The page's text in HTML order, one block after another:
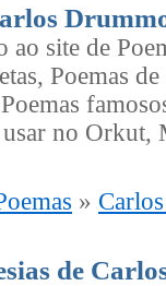
ao site de
Poemas
no
»
de